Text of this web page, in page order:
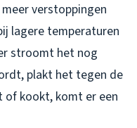
verstoppingen
lagere temperaturen
stroomt het nog
plakt het tegen de
of kookt, komt er een